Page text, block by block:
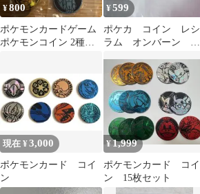
¥800
ポケモンカードゲーム
ポケモンコイン 2種セ
¥599
ポケカ コイン レシ
ラム オンバーン 新
インコレクション
現在 ¥3,000
ポケモンカード コイ
ン
¥1,999
ポケモンカード コイ
ン 15枚セット